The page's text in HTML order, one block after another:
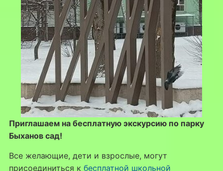
Приглашаем на бесплатную экскурсию по парку
Быханов сад!
Все желающие, дети и взрослые, могут
присоединиться к бесплатной школьной